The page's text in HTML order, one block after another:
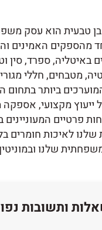
האמינים
באיטליה, ספרד,
מטבחים, חללי
ביותר
מקצועי, אספקה
פרטיים
שלנו לאיכות
שלנו
ותשובות